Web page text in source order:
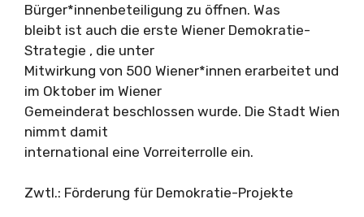
Bürger*innenbeteiligung zu öffnen. Was
bleibt ist auch die erste Wiener Demokratie-
Strategie , die unter
Mitwirkung von 500 Wiener*innen erarbeitet und
im Oktober im Wiener
Gemeinderat beschlossen wurde. Die Stadt Wien
nimmt damit
international eine Vorreiterrolle ein.
Zwtl.: Förderung für Demokratie-Projekte